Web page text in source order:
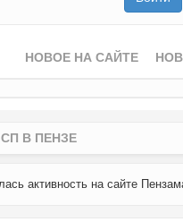
НОВОЕ НА САЙТЕ
СП В ПЕНЗЕ
активность на сайте